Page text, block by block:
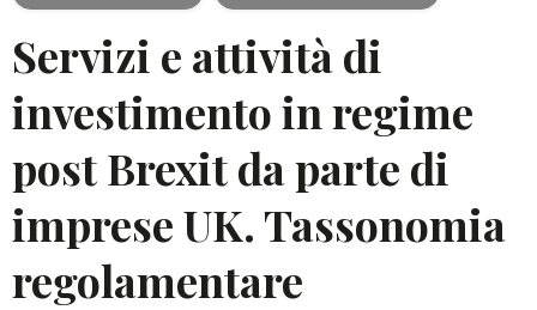
Servizi e attività di
investimento in regime
post Brexit da parte di
imprese UK. Tassonomia
regolamentare